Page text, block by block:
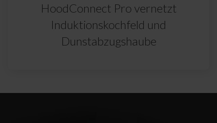
HoodConnect Pro vernetzt
Induktionskochfeld und
Dunstabzugshaube